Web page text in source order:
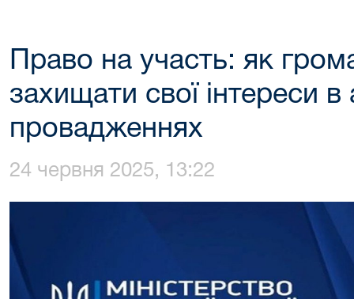
Право на участь: як
захищати свої інтереси в
провадженнях
24 червня 2025, 13:22